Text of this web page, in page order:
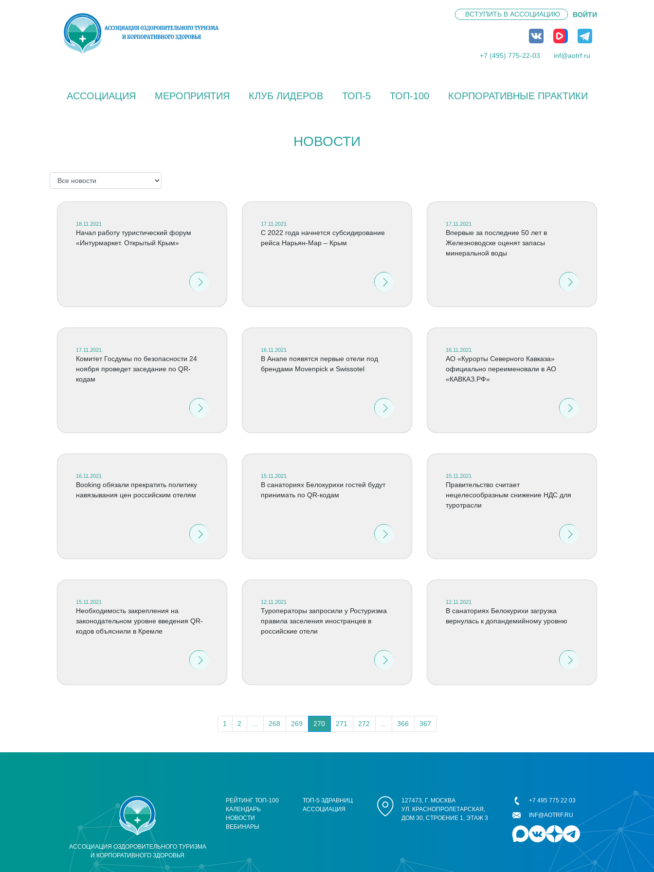
ВСТУПИТЬ В АССОЦИАЦИЮ ВОЙТИ
+7 (495) 775-22-03 inf@aotrf.ru
АССОЦИАЦИЯ МЕРОПРИЯТИЯ КЛУБ ЛИДЕРОВ ТОП-5 ТОП-100 КОРПОРАТИВНЫЕ ПРАКТИКИ
НОВОСТИ
18.11.2021
Начал работу туристический форум
«Интурмаркет. Открытый Крым»
17.11.2021
С 2022 года начнется субсидирование
рейса Нарьян-Мар – Крым
17.11.2021
Впервые за последние 50 лет в
Железноводске оценят запасы
минеральной воды
17.11.2021
Комитет Госдумы по безопасности 24
ноября проведет заседание по QR-
кодам
16.11.2021
В Анапе появятся первые отели под
брендами Movenpick и Swissotel
16.11.2021
АО «Курорты Северного Кавказа»
официально переименовали в АО
«КАВКАЗ.РФ»
16.11.2021
Booking обязали прекратить политику
навязывания цен российским отелям
15.11.2021
В санаториях Белокурихи гостей будут
принимать по QR-кодам
15.11.2021
Правительство считает
нецелесообразным снижение НДС для
туротрасли
15.11.2021
Необходимость закрепления на
законодательном уровне введения QR-
кодов объяснили в Кремле
12.11.2021
Туроператоры запросили у Ростуризма
правила заселения иностранцев в
российские отели
12.11.2021
В санаториях Белокурихи загрузка
вернулась к допандемийному уровню
1 2 268 269 270 271 272 366 367
АССОЦИАЦИЯ ОЗДОРОВИТЕЛЬНОГО ТУРИЗМА
И КОРПОРАТИВНОГО ЗДОРОВЬЯ
РЕЙТИНГ ТОП-100
КАЛЕНДАРЬ
НОВОСТИ
ВЕБИНАРЫ
ТОП-5 ЗДРАВНИЦ
АССОЦИАЦИЯ
127473, Г. МОСКВА
УЛ. КРАСНОПРОЛЕТАРСКАЯ,
ДОМ 30, СТРОЕНИЕ 1, ЭТАЖ 3
+7 495 775 22 03
INF@AOTRF.RU